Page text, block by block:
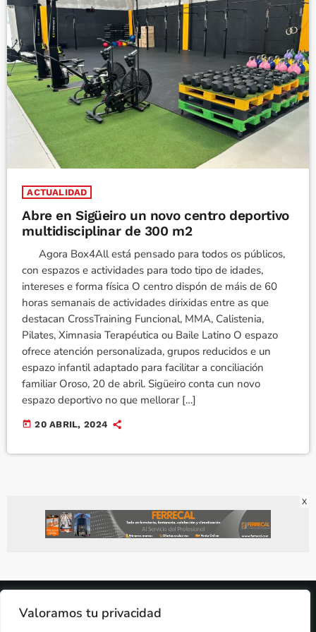
Valoramos tu privacidad
ACTUALIDAD
Abre en Sigüeiro un novo centro deportivo
multidisciplinar de 300 m2
Agora Box4All está pensado para todos os públicos,
con espazos e actividades para todo tipo de idades,
intereses e forma física O centro dispón de máis de 60
horas semanais de actividades dirixidas entre as que
destacan CrossTraining Funcional, MMA, Calistenia,
Pilates, Ximnasia Terapéutica ou Baile Latino O espazo
ofrece atención personalizada, grupos reducidos e un
espazo infantil adaptado para facilitar a conciliación
familiar Oroso, 20 de abril. Sigüeiro conta cun novo
espazo deportivo no que mellorar […]
today 20 ABRIL, 2024
X
2024 © PROPIEDAD DEDEZASETE MEDIA SL